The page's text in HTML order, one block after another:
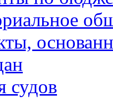
судов